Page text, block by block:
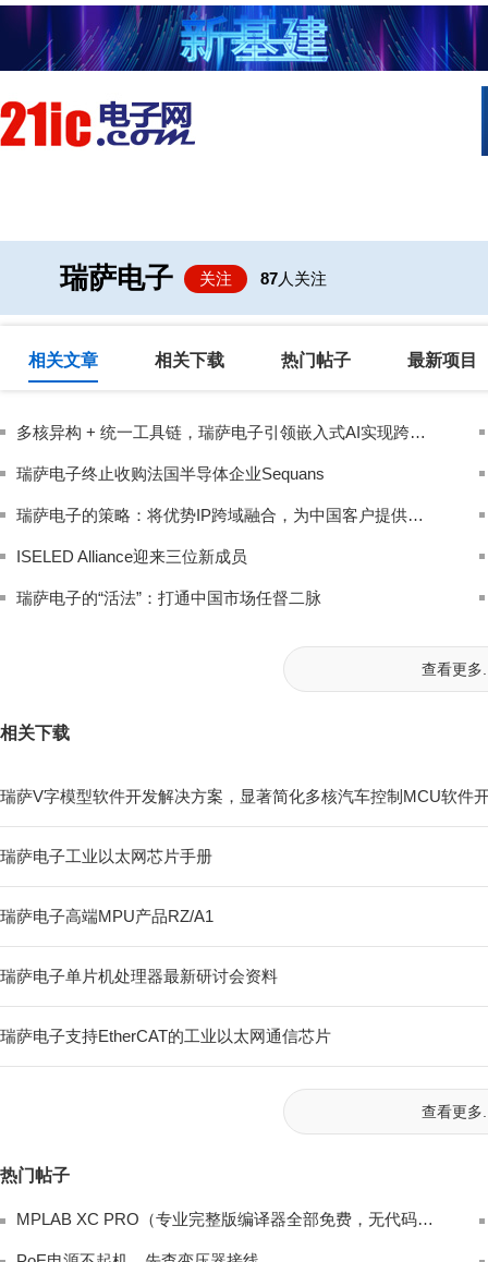
瑞萨电子 关注 87人关注
相关文章 相关下载 热门帖子 最新项目
多核异构 + 统一工具链，瑞萨电子引领嵌入式AI实现跨界融合
瑞萨电子终止收购法国半导体企业Sequans
瑞萨电子的策略：将优势IP跨域融合，为中国客户提供多合一方案级产品
ISELED Alliance迎来三位新成员
瑞萨电子的“活法”：打通中国市场任督二脉
查看更多
相关下载
瑞萨V字模型软件开发解决方案，显著简化多核汽车控制MCU软件
瑞萨电子工业以太网芯片手册
瑞萨电子高端MPU产品RZ/A1
瑞萨电子单片机处理器最新研讨会资料
瑞萨电子支持EtherCAT的工业以太网通信芯片
查看更多
热门帖子
MPLAB XC PRO（专业完整版编译器全部免费，无代码限制、无高级优化封锁，商